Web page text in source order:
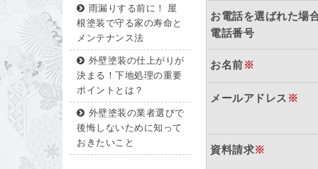
雨漏りする前に！ 屋
根塗装で守る家の寿命と
メンテナンス法
外壁塗装の仕上がりが
決まる！下地処理の重要
ポイントとは？
外壁塗装の業者選びで
後悔しないために知って
おきたいこと
お電話を選ばれた場
電話番号
お名前※
メールアドレス ※
資料請求※